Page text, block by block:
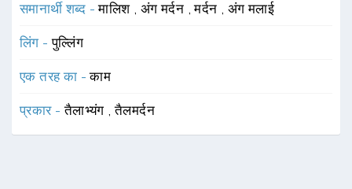
समानार्थी शब्द -मालिश , अंग मर्दन ,मर्दन , अंग मलाई
लिंग -पुल्लिंग
एक तरह का -काम
प्रकार -तैलाभ्यंग ,तैलमर्दन